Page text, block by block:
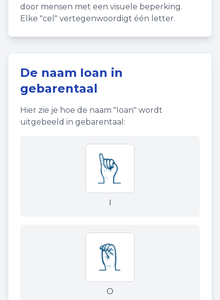
door mensen met een visuele beperking.
Elke "cel" vertegenwoordigt één letter.
De naam Ioan in
gebarentaal
Hier zie je hoe de naam "Ioan" wordt
uitgebeeld in gebarentaal:
I
O